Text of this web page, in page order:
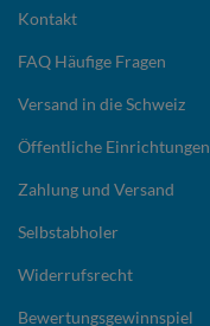
Kontakt
FAQ Häufige Fragen
Versand in die Schweiz
Öffentliche Einrichtungen
Zahlung und Versand
Selbstabholer
Widerrufsrecht
Bewertungsgewinnspiel